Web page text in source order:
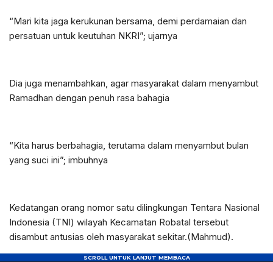
“Mari kita jaga kerukunan bersama, demi perdamaian dan
persatuan untuk keutuhan NKRI”; ujarnya
Dia juga menambahkan, agar masyarakat dalam menyambut
Ramadhan dengan penuh rasa bahagia
“Kita harus berbahagia, terutama dalam menyambut bulan
yang suci ini”; imbuhnya
Kedatangan orang nomor satu dilingkungan Tentara Nasional
Indonesia (TNI) wilayah Kecamatan Robatal tersebut
disambut antusias oleh masyarakat sekitar.(Mahmud).